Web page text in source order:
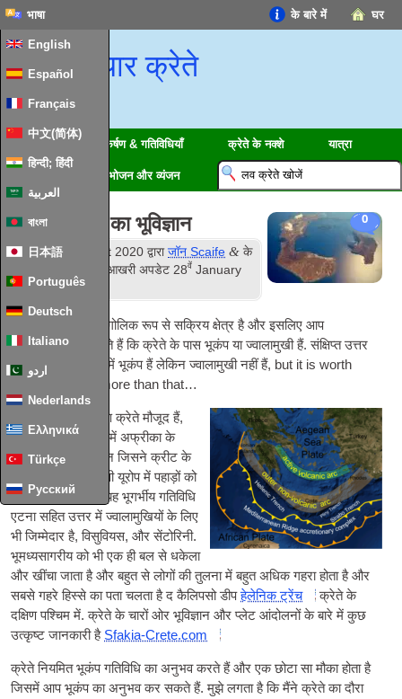
घर
के बारे में
भाषा
English
Español
Français
中文(简体)
हिन्दी; हिंदी
العربية
বাংলা
日本語
Português
Deutsch
Italiano
اردو
Nederlands
Ελληνικά
Türkçe
Русский
प्यार क्रेते
आकर्षण & गतिविधियाँ क्रेते के नक्शे यात्रा
भोजन और व्यंजन
0
भूकंप & क्रेते का भूविज्ञान
प्रकाशित5 August 2020 द्वाराजॉन Scaife & के
. आखरी अपडेट28वें January
2024.
भूमध्यसागरीय एक भौगोलिक रूप से सक्रिय क्षेत्र है और इसलिए आप
आश्चर्यचकित हो सकते हैं कि क्रेते के पास भूकंप या ज्वालामुखी हैं. संक्षिप्त उत्तर
काफी सरल है: क्रेते में भूकंप हैं लेकिन ज्वालामुखी नहीं हैं, but it is worth
knowing a little more than that…
भूगर्भिक बलों के कारण क्रेते मौजूद हैं,
विशेष रूप से यूरेशिया में अफ्रीका के
उत्तर की ओर आंदोलन जिसने क्रीट के
पहाड़ों सहित पूरे दक्षिणी यूरोप में पहाड़ों को
ऊपर धकेल दिया है. यह भूगर्भीय गतिविधि
एटना सहित उत्तर में ज्वालामुखियों के लिए
भी जिम्मेदार है, विसुवियस, और सेंटोरिनी.
भूमध्यसागरीय को भी एक ही बल से धकेला
और खींचा जाता है और बहुत से लोगों की तुलना में बहुत अधिक गहरा होता है और
सबसे गहरे हिस्से का पता चलता है द कैलिपसो डीपहेलेनिक ट्रेंच
क्रेते के
दक्षिण पश्चिम में. क्रेते के चारों ओर भूविज्ञान और प्लेट आंदोलनों के बारे में कुछ
उत्कृष्ट जानकारी है Sfakia-Crete.com
क्रेते नियमित भूकंप गतिविधि का अनुभव करते हैं और एक छोटा सा मौका होता है
जिसमें आप भूकंप का अनुभव कर सकते हैं. मुझे लगता है कि मैंने क्रेते का दौरा